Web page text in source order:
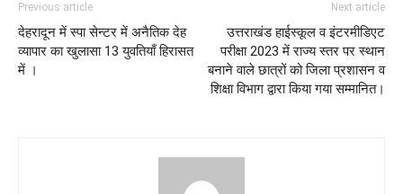
Previous article
देहरादून में स्पा सेन्टर में अनैतिक देह
व्यापार का खुलासा 13 युवतियाँ हिरासत
में ।
Next article
उत्तराखंड हाईस्कूल व इंटरमीडिएट
परीक्षा 2023 में राज्य स्तर पर स्थान
बनाने वाले छात्रों को जिला प्रशासन व
शिक्षा विभाग द्वारा किया गया सम्मानित।